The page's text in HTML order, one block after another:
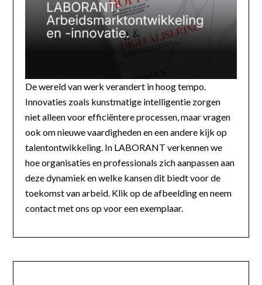
De wereld van werk verandert in hoog tempo.
Innovaties zoals kunstmatige intelligentie zorgen
niet alleen voor efficiëntere processen, maar vragen
ook om nieuwe vaardigheden en een andere kijk op
talentontwikkeling. In LABORANT verkennen we
hoe organisaties en professionals zich aanpassen aan
deze dynamiek en welke kansen dit biedt voor de
toekomst van arbeid. Klik op de afbeelding en neem
contact met ons op voor een exemplaar.